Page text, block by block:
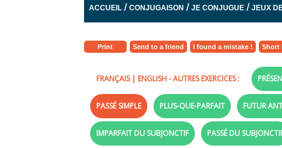
ACCUEIL /CONJUGAISON /JE CONJUGUE /JEUX
Print Send to a friend I found a mistake ! Short
FRANÇAIS| ENGLISH- AUTRES EXERCICES :
PASSÉ SIMPLE PLUS-QUE-PARFAIT FUTUR
IMPARFAIT DU SUBJONCTIF PASSÉ DU